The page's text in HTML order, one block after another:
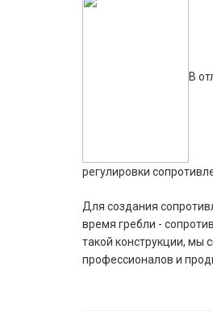
В
регулировки
Для создания
время гребли -
такой конструкции, мы
профессионалов и